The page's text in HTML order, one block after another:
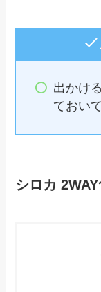
出かけ
ておい
シロカ